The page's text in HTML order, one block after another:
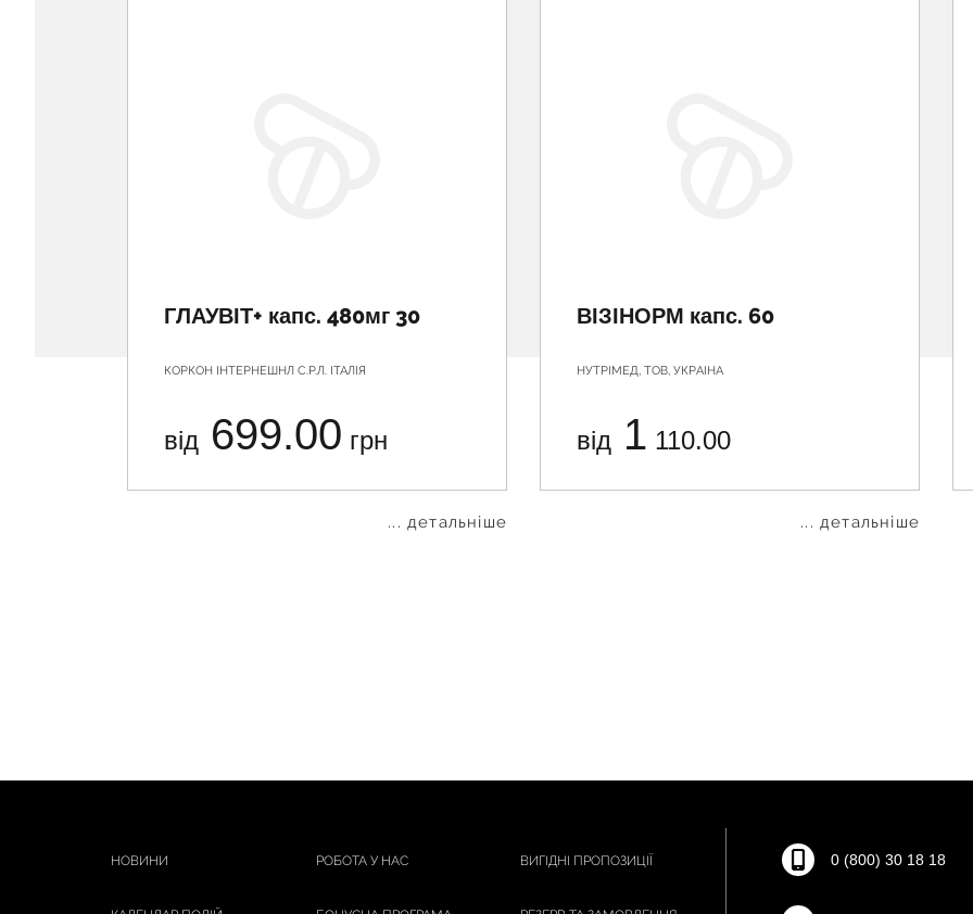
ГЛАУВІТ+ капс. 480мг 30
КОРКОН ІНТЕРНЕШНЛ С.Р.Л. ІТАЛІЯ
від 699.00 грн
... детальніше
ВІЗІНОРМ капс. 60
НУТРІМЕД, ТОВ, УКРАІНА
від 1 110.00
... детальніше
НОВИНИ РОБОТА У НАС ВИГІДНІ ПРОПОЗИЦІЇ 0 (800) 30 18 18